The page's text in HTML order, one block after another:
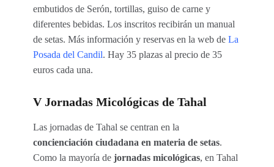
embutidos de Serón, tortillas, guiso de carne y
diferentes bebidas. Los inscritos recibirán un manual
de setas. Más información y reservas en la web de La
Posada del Candil. Hay 35 plazas al precio de 35
euros cada una.
V Jornadas Micológicas de Tahal
Las jornadas de Tahal se centran en la
concienciación ciudadana en materia de setas.
Como la mayoría de jornadas micológicas, en Tahal